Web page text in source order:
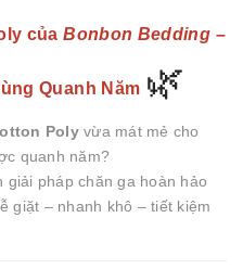
củaBonbon Bedding –
Quanh Năm 🌿
Poly vừa mát mẻ cho
quanh năm?
giải pháp chăn ga hoàn hảo
giặt – nhanh khô – tiết kiệm